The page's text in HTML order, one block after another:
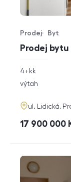
Prodej bytu
Typ nabídky
Prodej
Typ nemovitosti
Byt
rozměry
4+kk
funkce
výtah
adresa
ul. Lidická,
cena
17 900 000